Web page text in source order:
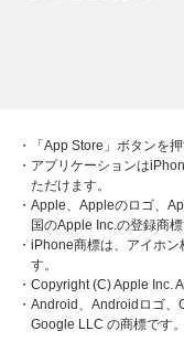
・「App Store」ボタンを
・アプリケーションは
ただけます。
・Apple、Appleのロゴ、
国のApple Inc.の登録商標
・iPhone商標は、アイホ
す。
・Copyright (C) Apple Inc.
・Android、Androidロゴ、
Google LLC の商標です。